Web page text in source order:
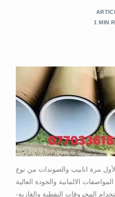
1 MIN
لأول مرة انابيب والصوندات من نوع (بولي اثيلين HDPE) يتكون من
الالمانية والجودة العالية
المحروقات النفطية والغازية